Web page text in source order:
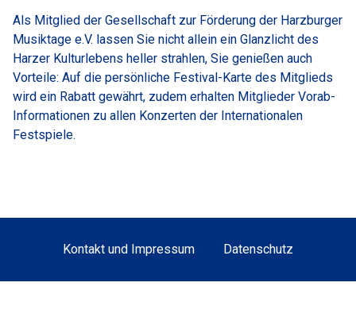
Als Mitglied der Gesellschaft zur Förderung der Harzburger
Musiktage e.V. lassen Sie nicht allein ein Glanzlicht des
Harzer Kulturlebens heller strahlen, Sie genießen auch
Vorteile: Auf die persönliche Festival-Karte des Mitglieds
wird ein Rabatt gewährt, zudem erhalten Mitglieder Vorab-
Informationen zu allen Konzerten der Internationalen
Festspiele.
Kontakt und Impressum Datenschutz